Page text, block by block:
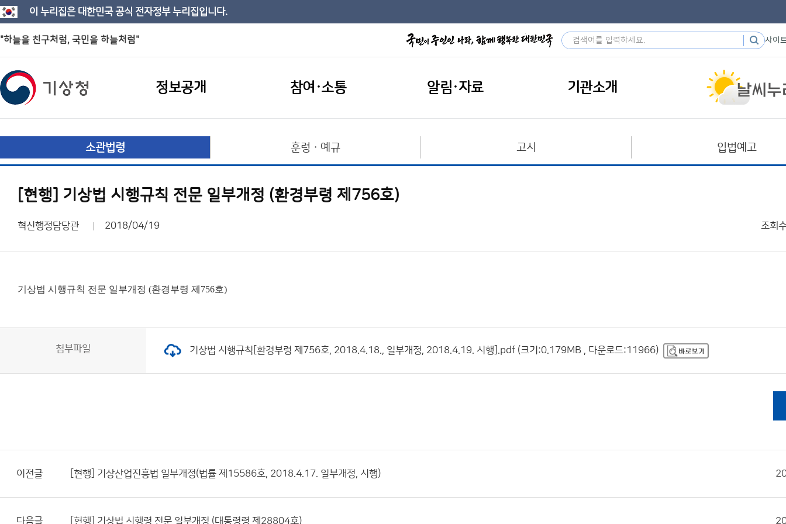
이 누리집은 대한민국 공식 전자정부 누리집입니다.
"하늘을 친구처럼, 국민을 하늘처럼" 사이
정보공개 참여·소통 알림·자료 기관소개
소관법령 훈령ㆍ예규 고시 입법예고
[현행] 기상법 시행규칙 전문 일부개정 (환경부령 제756호)
혁신행정담당관 2018/04/19 조회
기상법 시행규칙 전문 일부개정 (환경부령 제756호)
첨부파일 기상법 시행규칙[환경부령 제756호, 2018.4.18., 일부개정, 2018.4.19. 시행].pdf (크기:0.179MB , 다운로드:11966)
이전글 [현행] 기상산업진흥법 일부개정(법률 제15586호, 2018.4.17. 일부개정, 시행)
다음글 [현행] 기상법 시행령 전문 일부개정 (대통령령 제28804호)